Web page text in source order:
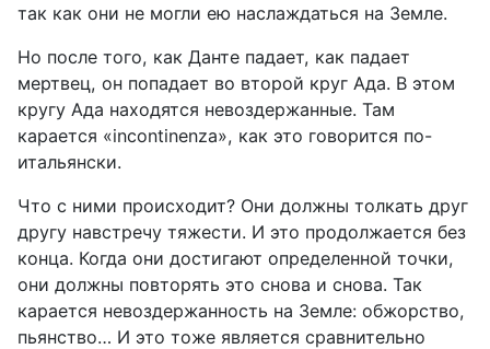
так как они не могли ею наслаждаться на Земле.
Но после того, как Данте падает, как падает
мертвец, он попадает во второй круг Ада. В этом
кругу Ада находятся невоздержанные. Там
карается «incontinenza», как это говорится по-
итальянски.
Что с ними происходит? Они должны толкать друг
другу навстречу тяжести. И это продолжается без
конца. Когда они достигают определенной точки,
они должны повторять это снова и снова. Так
карается невоздержанность на Земле: обжорство,
пьянство… И это тоже является сравнительно